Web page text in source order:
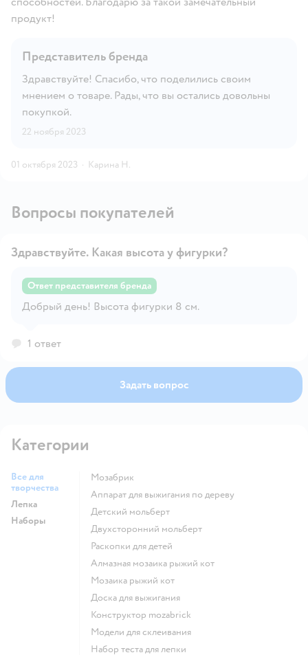
продукт!
Представитель бренда
Здравствуйте! Спасибо, что поделились своим
мнением о товаре. Рады, что вы остались довольны
покупкой.
22 ноября 2023
01 октября 2023 · Карина Н.
Вопросы покупателей
Открыть вопрос
Здравствуйте. Какая высота у фигурки?
Ответ представителя бренда
Добрый день! Высота фигурки 8 см.
1 ответ
Задать вопрос
Категории
Все для
творчества
Лепка
Наборы
Мозабрик
Аппарат для выжигания по дереву
Детский мольберт
Двухсторонний мольберт
Раскопки для детей
Алмазная мозаика рыжий кот
Мозаика рыжий кот
Доска для выжигания
Конструктор mozabrick
Модели для склеивания
Набор теста для лепки